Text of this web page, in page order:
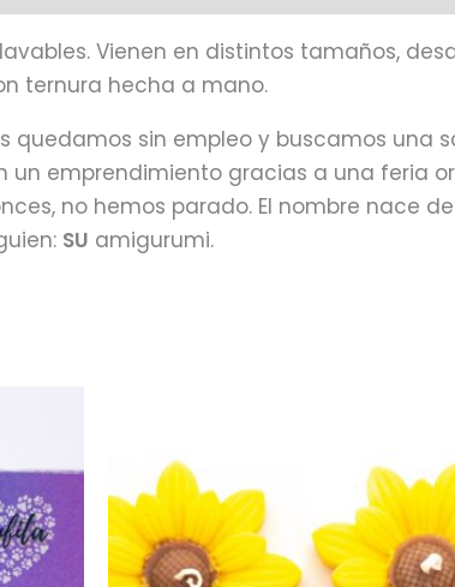
Vienen en distintos tamaños,
ternura hecha a mano.
sin empleo y buscamos una
emprendimiento gracias a una feria
no hemos parado. El nombre nace
SU amigurumi.